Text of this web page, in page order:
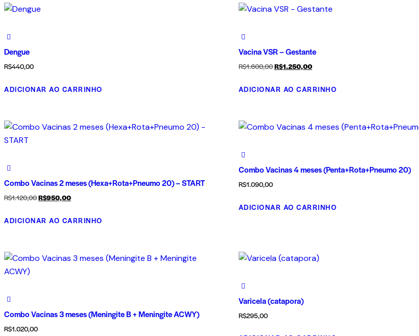
Dengue
R$440,00
ADICIONAR AO CARRINHO
Vacina VSR – Gestante
R$1.600,00R$1.250,00
ADICIONAR AO CARRINHO
Combo Vacinas 2 meses (Hexa+Rota+Pneumo 20) – START
R$1.120,00R$950,00
ADICIONAR AO CARRINHO
Combo Vacinas 4 meses (Penta+Rota+Pneumo 20)
R$1.090,00
ADICIONAR AO CARRINHO
Combo Vacinas 3 meses (Meningite B + Meningite ACWY)
R$1.020,00
Varicela (catapora)
R$295,00